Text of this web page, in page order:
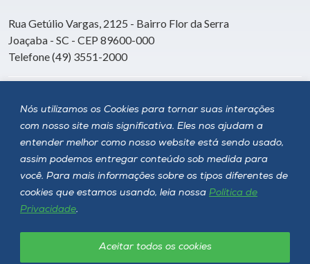
Nós utilizamos os Cookies para tornar suas interações
com nosso site mais significativa. Eles nos ajudam a
entender melhor como nosso website está sendo usado,
assim podemos entregar conteúdo sob medida para
você. Para mais informações sobre os tipos diferentes de
cookies que estamos usando, leia nossa Política de
Privacidade.
Aceitar todos os cookies
Rua Getúlio Vargas, 2125 - Bairro Flor da Serra
Joaçaba - SC - CEP 89600-000
Telefone (49) 3551-2000
Siga a Unoesc
Política de privacidade LGPD